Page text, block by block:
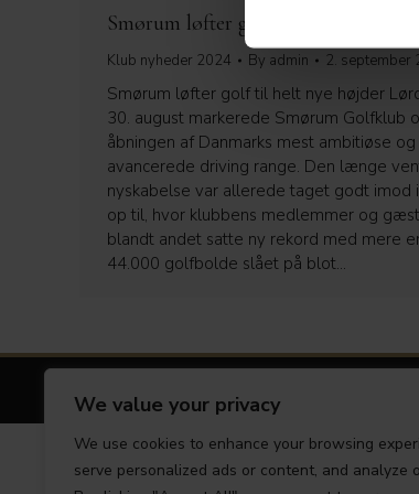
We value your privacy
We use cookies to enhance your browsing
serve personalized ads or content, and analyze
Smørum løfter golf til helt nye højder
Klub nyheder 2024 By admin 2. september
Smørum løfter golf til helt nye højder
30. august markerede Smørum Golfklub
åbningen af Danmarks mest ambitiøse og
avancerede driving range. Den længe
nyskabelse var allerede taget godt imod
op til, hvor klubbens medlemmer og
blandt andet satte ny rekord med mere
44.000 golfbolde slået på blot…